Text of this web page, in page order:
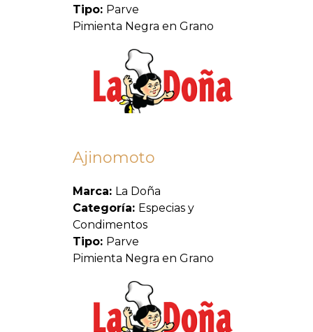
Tipo: Parve
Pimienta Negra en Grano
Ajinomoto
Marca: La Doña
Categoría: Especias y
Condimentos
Tipo: Parve
Pimienta Negra en Grano